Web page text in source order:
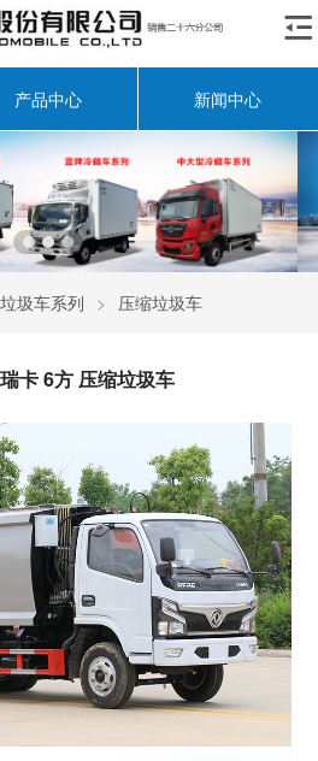

产品中心 新闻中心
垃圾车系列 > 压缩垃圾车
卡 6方 压缩垃圾车